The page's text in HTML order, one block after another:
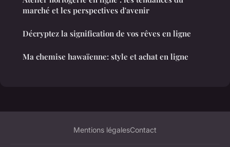
marché et les perspectives d'avenir
Décryptez la signification de vos rêves en ligne
Ma chemise hawaïenne: style et achat en ligne
Mentions légalesContact